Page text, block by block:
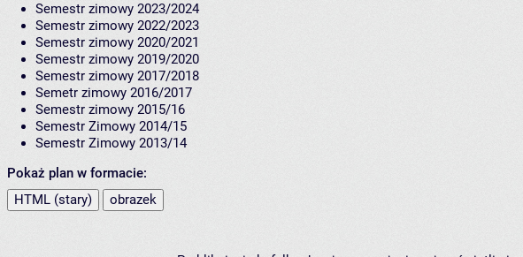
Semestr zimowy 2023/2024
Semestr zimowy 2022/2023
Semestr zimowy 2020/2021
Semestr zimowy 2019/2020
Semestr zimowy 2017/2018
Semetr zimowy 2016/2017
Semestr zimowy 2015/16
Semestr Zimowy 2014/15
Semestr Zimowy 2013/14
Pokaż plan w formacie:
HTML (stary)
obrazek